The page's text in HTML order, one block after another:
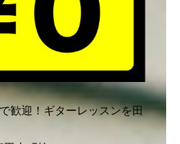
歓迎！ギターレッスンを田